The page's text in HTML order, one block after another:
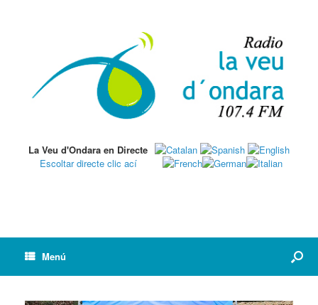
La Veu d'Ondara en Directe
Escoltar directe clic ací
Menú